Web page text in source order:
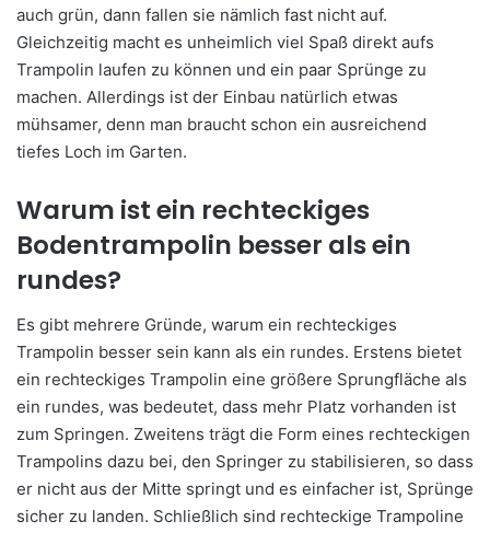
auch grün, dann fallen sie nämlich fast nicht auf.
Gleichzeitig macht es unheimlich viel Spaß direkt aufs
Trampolin laufen zu können und ein paar Sprünge zu
machen. Allerdings ist der Einbau natürlich etwas
mühsamer, denn man braucht schon ein ausreichend
tiefes Loch im Garten.
Warum ist ein rechteckiges
Bodentrampolin besser als ein
rundes?
Es gibt mehrere Gründe, warum ein rechteckiges
Trampolin besser sein kann als ein rundes. Erstens bietet
ein rechteckiges Trampolin eine größere Sprungfläche als
ein rundes, was bedeutet, dass mehr Platz vorhanden ist
zum Springen. Zweitens trägt die Form eines rechteckigen
Trampolins dazu bei, den Springer zu stabilisieren, so dass
er nicht aus der Mitte springt und es einfacher ist, Sprünge
sicher zu landen. Schließlich sind rechteckige Trampoline